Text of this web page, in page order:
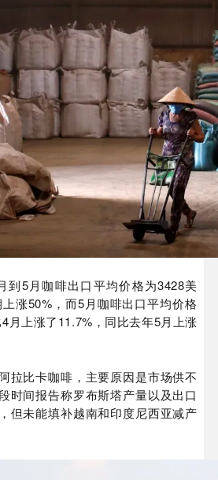
到5月咖啡出口平均价格为3428美
涨50%，而5月咖啡出口平均价格
月上涨了11.7%，同比去年5月上涨
拉比卡咖啡，主要原因是市场供不
时间报告称罗布斯塔产量以及出口
但未能填补越南和印度尼西亚减产